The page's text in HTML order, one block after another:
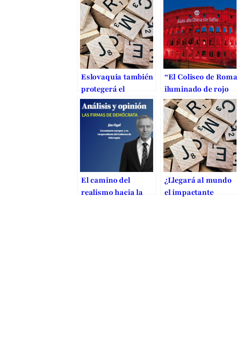
Eslovaquia también
protegerá el
matrimonio en la
Constitución
“El Coliseo de Roma
iluminado de rojo
puede abrir mentes
y corazones”
El camino del
realismo hacia la
¿Llegará al mundo
el impactante